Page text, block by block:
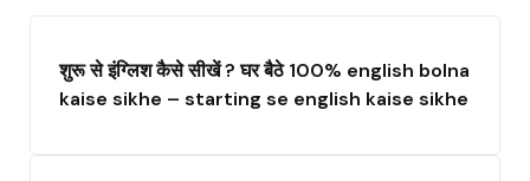
शुरू से इंग्लिश कैसे सीखें ? घर बैठे 100% english bolna
kaise sikhe – starting se english kaise sikhe